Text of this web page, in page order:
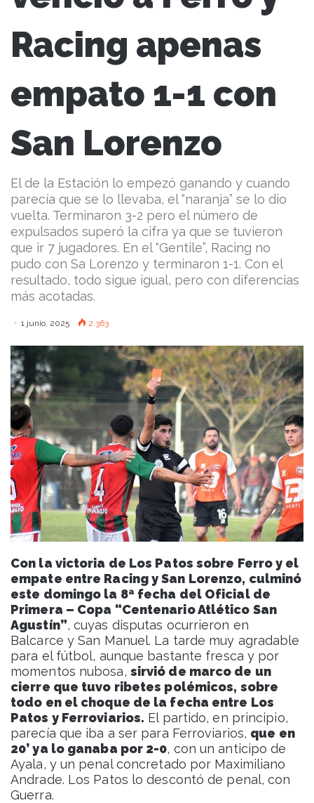
Racing apenas
empato 1-1 con
San Lorenzo
El de la Estación lo empezó ganando y cuando
parecía que se lo llevaba, el “naranja” se lo dio
vuelta. Terminaron 3-2 pero el número de
expulsados superó la cifra ya que se tuvieron
que ir 7 jugadores. En el “Gentile”, Racing no
pudo con Sa Lorenzo y terminaron 1-1. Con el
resultado, todo sigue igual, pero con diferencias
más acotadas.
1 junio, 2025 2.363
Con la victoria de Los Patos sobre Ferro y el
empate entre Racing y San Lorenzo, culminó
este domingo la 8ª fecha del Oficial de
Primera – Copa “Centenario Atlético San
Agustín”, cuyas disputas ocurrieron en
Balcarce y San Manuel. La tarde muy agradable
para el fútbol, aunque bastante fresca y por
momentos nubosa, sirvió de marco de un
cierre que tuvo ribetes polémicos, sobre
todo en el choque de la fecha entre Los
Patos y Ferroviarios. El partido, en principio,
parecía que iba a ser para Ferroviarios, que en
20’ ya lo ganaba por 2-0, con un anticipo de
Ayala, y un penal concretado por Maximiliano
Andrade. Los Patos lo descontó de penal, con
Guerra.